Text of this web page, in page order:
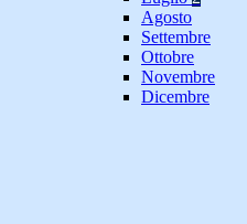
Agosto
Settembre
Ottobre
Novembre
Dicembre